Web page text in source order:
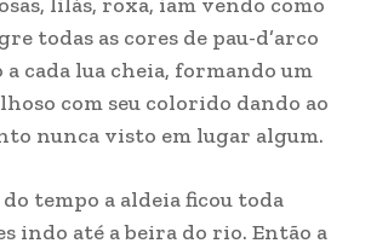
todas as cores de pau-d’arco
cada lua cheia, formando um
com seu colorido dando ao
nunca visto em lugar algum.
do tempo a aldeia ficou toda
indo até a beira do rio. Então a